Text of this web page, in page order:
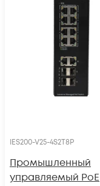
IES200-V25-4S2T8P
Промышленный
управляемый PoE